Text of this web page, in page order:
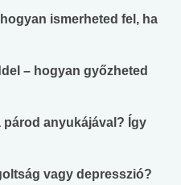
ismerheted fel, ha
– hogyan győzheted
párod anyukájával? Így
vagy depresszió?